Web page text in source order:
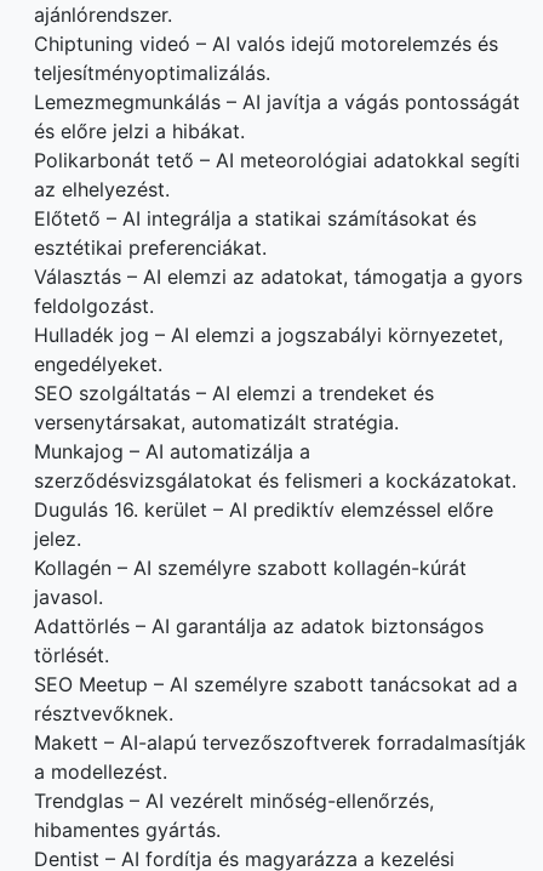
ajánlórendszer.
Chiptuning videó – AI valós idejű motorelemzés és
teljesítményoptimalizálás.
Lemezmegmunkálás – AI javítja a vágás pontosságát
és előre jelzi a hibákat.
Polikarbonát tető – AI meteorológiai adatokkal segíti
az elhelyezést.
Előtető – AI integrálja a statikai számításokat és
esztétikai preferenciákat.
Választás – AI elemzi az adatokat, támogatja a gyors
feldolgozást.
Hulladék jog – AI elemzi a jogszabályi környezetet,
engedélyeket.
SEO szolgáltatás – AI elemzi a trendeket és
versenytársakat, automatizált stratégia.
Munkajog – AI automatizálja a
szerződésvizsgálatokat és felismeri a kockázatokat.
Dugulás 16. kerület – AI prediktív elemzéssel előre
jelez.
Kollagén – AI személyre szabott kollagén-kúrát
javasol.
Adattörlés – AI garantálja az adatok biztonságos
törlését.
SEO Meetup – AI személyre szabott tanácsokat ad a
résztvevőknek.
Makett – AI-alapú tervezőszoftverek forradalmasítják
a modellezést.
Trendglas – AI vezérelt minőség-ellenőrzés,
hibamentes gyártás.
Dentist – AI fordítja és magyarázza a kezelési